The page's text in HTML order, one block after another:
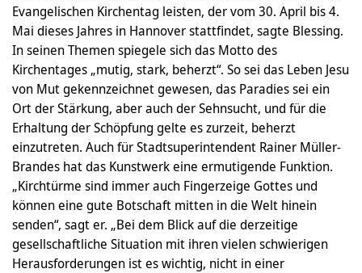
Evangelischen Kirchentag leisten, der vom 30. April bis 4.
Mai dieses Jahres in Hannover stattfindet, sagte Blessing.
In seinen Themen spiegele sich das Motto des
Kirchentages „mutig, stark, beherzt“. So sei das Leben Jesu
von Mut gekennzeichnet gewesen, das Paradies sei ein
Ort der Stärkung, aber auch der Sehnsucht, und für die
Erhaltung der Schöpfung gelte es zurzeit, beherzt
einzutreten. Auch für Stadtsuperintendent Rainer Müller-
Brandes hat das Kunstwerk eine ermutigende Funktion.
„Kirchtürme sind immer auch Fingerzeige Gottes und
können eine gute Botschaft mitten in die Welt hinein
senden“, sagt er. „Bei dem Blick auf die derzeitige
gesellschaftliche Situation mit ihren vielen schwierigen
Herausforderungen ist es wichtig, nicht in einer